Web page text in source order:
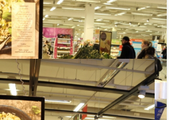
härkäpapuvalmiste Härkis.
liharuoan korvaajaksi
Mifun.